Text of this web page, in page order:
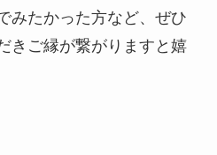
みたかった方など、ぜひ
きご縁が繋がりますと嬉